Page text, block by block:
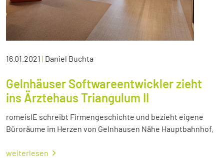
16.01.2021 | Daniel Buchta
Gelnhäuser Softwareentwickler zieht
ins Ärztehaus Triangulum II
romeisIE schreibt Firmengeschichte und bezieht eigene
Büroräume im Herzen von Gelnhausen Nähe Hauptbahnhof.
weiterlesen